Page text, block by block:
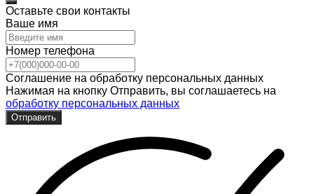
Оставьте свои контакты
Ваше имя
Номер телефона
Соглашение на обработку персональных данных
Нажимая на кнопку Отправить, вы соглашаетесь на
обработку персональных данных
Отправить